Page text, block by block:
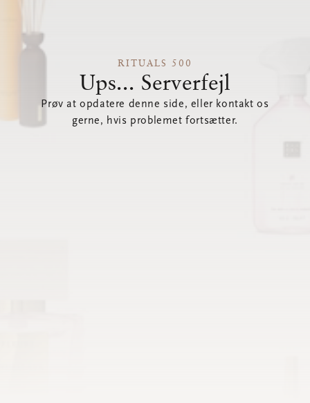
RITUALS 500
Ups... Serverfejl
Prøv at opdatere denne side, eller kontakt os
gerne, hvis problemet fortsætter.